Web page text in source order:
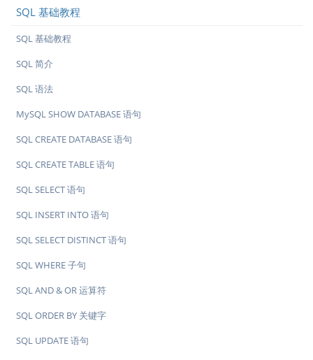
SQL 基础教程
SQL 基础教程
SQL 简介
SQL 语法
MySQL SHOW DATABASE 语句
SQL CREATE DATABASE 语句
SQL CREATE TABLE 语句
SQL SELECT 语句
SQL INSERT INTO 语句
SQL SELECT DISTINCT 语句
SQL WHERE 子句
SQL AND & OR 运算符
SQL ORDER BY 关键字
SQL UPDATE 语句